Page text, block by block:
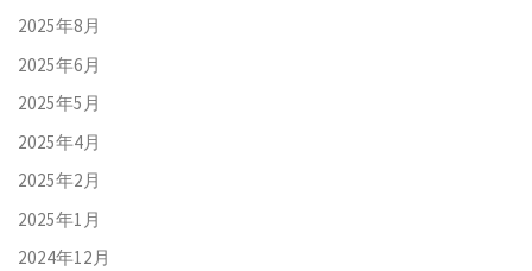
2025年8月
2025年6月
2025年5月
2025年4月
2025年2月
2025年1月
2024年12月